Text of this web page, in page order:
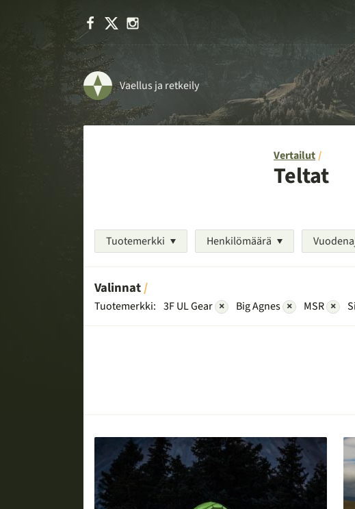
Facebook
Vaellus ja retkeily
Vertailut
Teltat
Tuotemerkki Henkilömäärä
Valinnat
Tuotemerkki: 3F UL Gear × Big Agnes × MSR ×